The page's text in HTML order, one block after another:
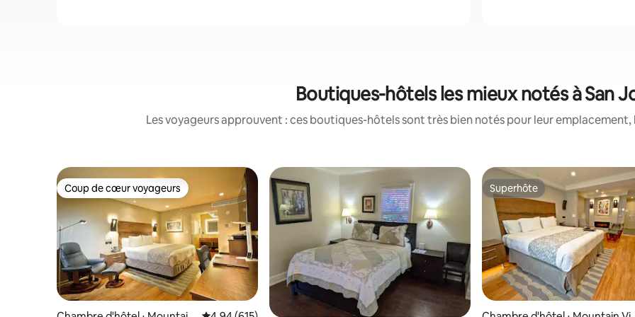
Boutiques-hôtels les mieux notés à San
Les voyageurs approuvent : ces boutiques-hôtels sont très bien notés pour leur
Coup de cœur voyageurs
Coup de cœur voyageurs Superhôte
Superhôte